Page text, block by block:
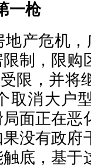
一枪
产危机，
制，限购
限，并将
取消大户
面正在恶
没有政府
底，基于